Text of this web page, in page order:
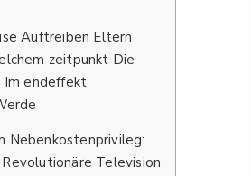
Auftreiben Eltern
zeitpunkt Die
endeffekt
Nebenkostenprivileg:
Television